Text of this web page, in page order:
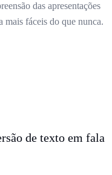
das apresentações
fáceis do que nunca.
de texto em fala